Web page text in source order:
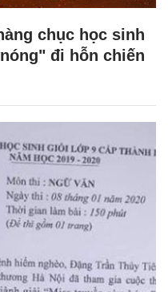
chục học sinh
đi hỗn chiến